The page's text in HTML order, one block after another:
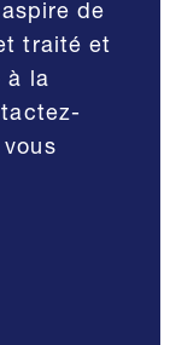
de
traité et
à la